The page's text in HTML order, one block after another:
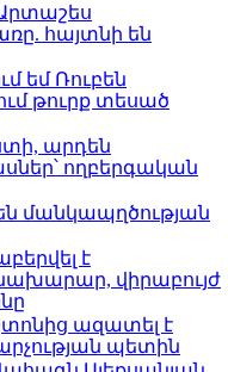
հայտնի են
եմ Ռուբեն
թուրք տեսած
արդեն
ողբերգական
մանկապղծության
է
վիրաբույժ
ազատել է
պետին